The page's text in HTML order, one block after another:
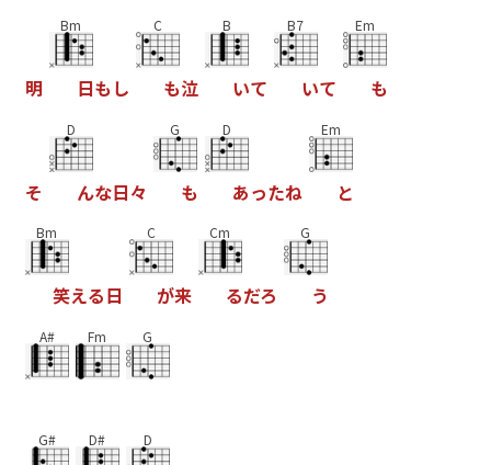
明
Bm
日もし
C
も泣
B
いて
B7
いて
Em
も
そ
D
んな日々
G
も
D
あったね
Em
と
Bm
笑える日
C
が来
Cm
るだろ
G
う
A# Fm G
G# D# D